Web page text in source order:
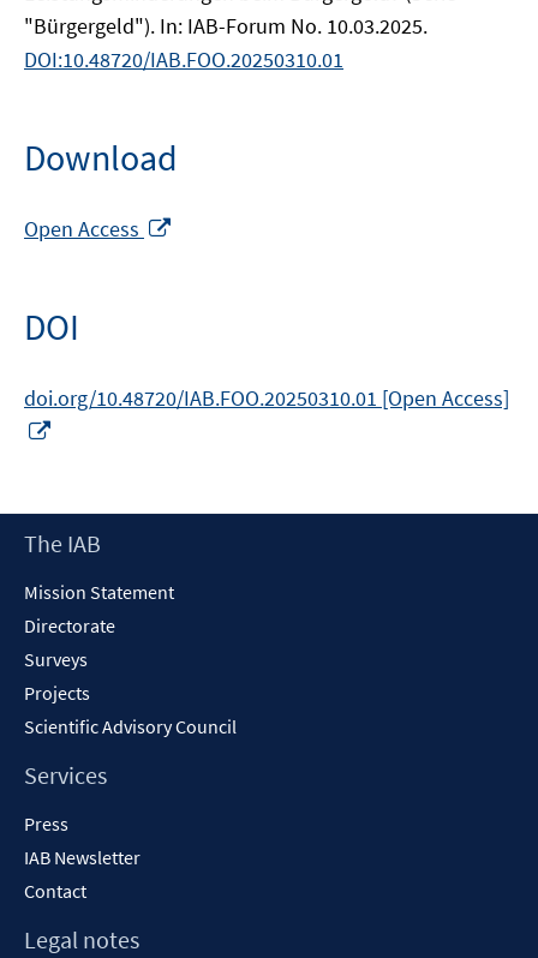
"Bürgergeld"). In: IAB-Forum No. 10.03.2025.
DOI:10.48720/IAB.FOO.20250310.01
Download
Open Access
DOI
doi.org/10.48720/IAB.FOO.20250310.01 [Open Access]
new
window
Footer
The IAB
Mission Statement
Directorate
Surveys
Projects
Scientific Advisory Council
Services
Press
IAB Newsletter
Contact
Legal notes